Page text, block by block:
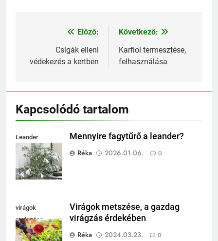
Bejegyzés
navigáció
Előző:
Csigák elleni
védekezés a kertben
Következő:
Karfiol termesztése,
felhasználása
Kapcsolódó tartalom
Leander
fagytűrése
Mennyire fagytűrő a leander?
Réka
2026.01.06. 0
virágok
metszése
Virágok metszése, a gazdag
virágzás érdekében
Réka
2024.03.23. 0